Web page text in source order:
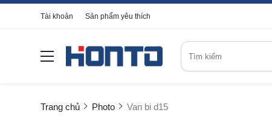
Tài khoản Sản phẩm yêu thích
Trang chủ Photo Van bi d15